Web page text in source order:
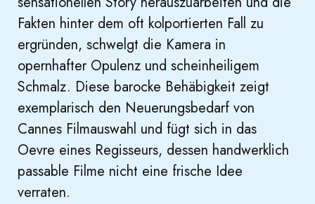
Fakten hinter dem oft kolportierten Fall zu
ergründen, schwelgt die Kamera in
opernhafter Opulenz und scheinheiligem
Schmalz. Diese barocke Behäbigkeit zeigt
exemplarisch den Neuerungsbedarf von
Cannes Filmauswahl und fügt sich in das
Oevre eines Regisseurs, dessen handwerklich
passable Filme nicht eine frische Idee
verraten.